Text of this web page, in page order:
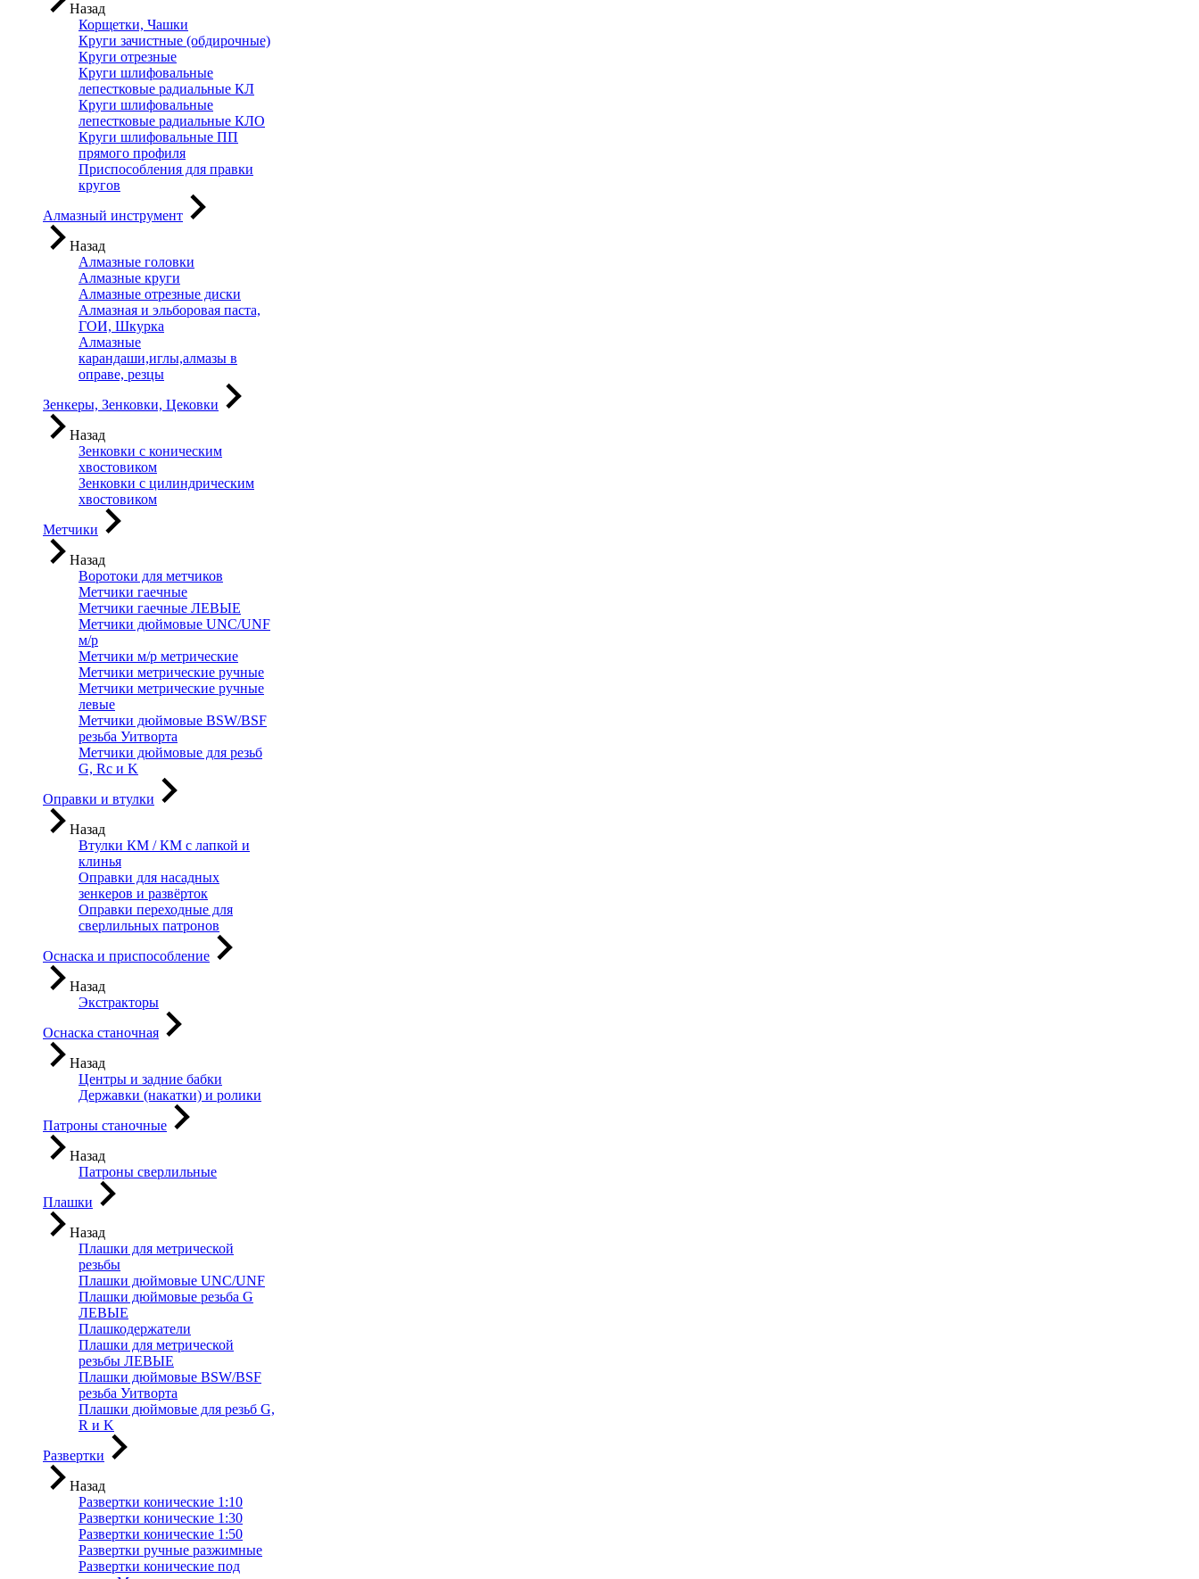
Назад
Корщетки, Чашки
Круги зачистные (обдирочные)
Круги отрезные
Круги шлифовальные
лепестковые радиальные КЛ
Круги шлифовальные
лепестковые радиальные КЛО
Круги шлифовальные ПП
прямого профиля
Приспособления для правки
кругов
Алмазный инструмент
Назад
Алмазные головки
Алмазные круги
Алмазные отрезные диски
Алмазная и эльборовая паста,
ГОИ, Шкурка
Алмазные
карандаши,иглы,алмазы в
оправе, резцы
Зенкеры, Зенковки, Цековки
Назад
Зенковки с коническим
хвостовиком
Зенковки с цилиндрическим
хвостовиком
Метчики
Назад
Воротоки для метчиков
Метчики гаечные
Метчики гаечные ЛЕВЫЕ
Метчики дюймовые UNC/UNF
м/р
Метчики м/р метрические
Метчики метрические ручные
Метчики метрические ручные
левые
Метчики дюймовые BSW/BSF
резьба Уитворта
Метчики дюймовые для резьб
G, Rc и K
Оправки и втулки
Назад
Втулки КМ / КМ с лапкой и
клинья
Оправки для насадных
зенкеров и развёрток
Оправки переходные для
сверлильных патронов
Оснаска и приспособление
Назад
Экстракторы
Оснаска станочная
Назад
Центры и задние бабки
Державки (накатки) и ролики
Патроны станочные
Назад
Патроны сверлильные
Плашки
Назад
Плашки для метрической
резьбы
Плашки дюймовые UNC/UNF
Плашки дюймовые резьба G
ЛЕВЫЕ
Плашкодержатели
Плашки для метрической
резьбы ЛЕВЫЕ
Плашки дюймовые BSW/BSF
резьба Уитворта
Плашки дюймовые для резьб G,
R и K
Развертки
Назад
Развертки конические 1:10
Развертки конические 1:30
Развертки конические 1:50
Развертки ручные разжимные
Развертки конические под